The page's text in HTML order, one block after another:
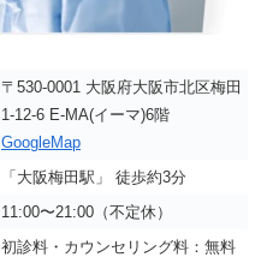
〒530-0001 大阪府大阪市北区梅田
1-12-6 E-MA(イーマ)6階
GoogleMap
「大阪梅田駅」 徒歩約3分
11:00〜21:00（不定休）
初診料・カウンセリング料：無料